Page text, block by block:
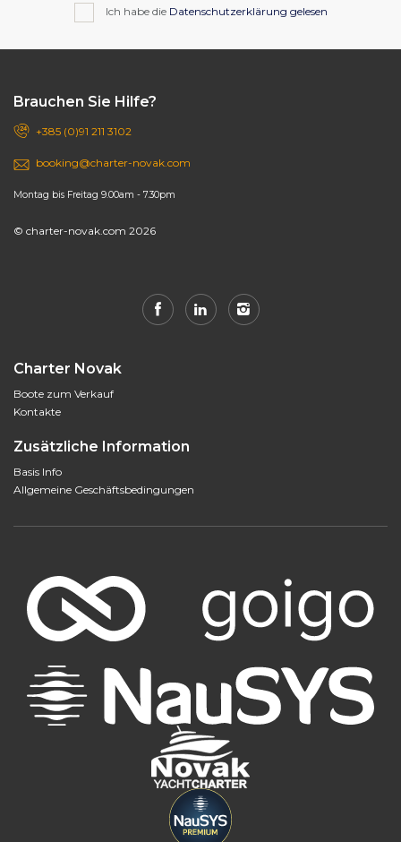
Ich habe die Datenschutzerklärung gelesen
Brauchen Sie Hilfe?
+385 (0)91 211 3102
booking@charter-novak.com
Montag bis Freitag 9.00am - 7.30pm
© charter-novak.com 2026
Charter Novak
Boote zum Verkauf
Kontakte
Zusätzliche Information
Basis Info
Allgemeine Geschäftsbedingungen